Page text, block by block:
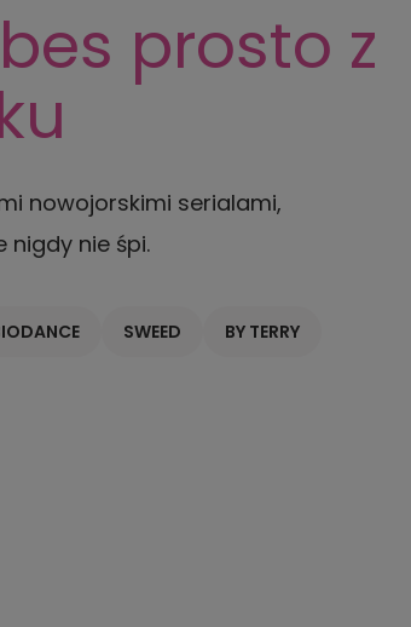
prosto z
nowojorskimi serialami,
nie śpi.
SWEED BY TERRY